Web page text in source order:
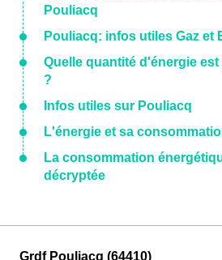
Pouliacq
Pouliacq: infos utiles Gaz et
Quelle quantité d'énergie
?
Infos utiles sur Pouliacq
L'énergie et sa
La consommation
décryptée
Grdf Pouliacq (64410)